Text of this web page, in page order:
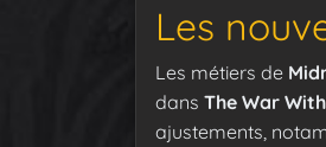
Les
Les métiers de
dans The War
ajustements,